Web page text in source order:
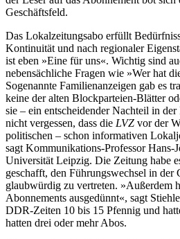
Geschäftsfeld.
Das Lokalzeitungsabo erfüllt
Kontinuität und nach regionaler
ist eben »Eine für uns«. Wichtig sind
nebensächliche Fragen wie »Wer hat
Sogenannte Familienanzeigen gab es
keine der alten Blockparteien-Blätter
sie – ein entscheidender Nachteil in
nicht vergessen, dass die LVZ vor der
politischen – schon informativen
sagt Kommunikations-Professor Hans-
Universität Leipzig. Die Zeitung habe
geschafft, den Führungswechsel in
glaubwürdig zu vertreten. »Außerdem
Abonnements ausgedünnt«, sagt
DDR-Zeiten 10 bis 15 Pfennig und
hatten drei oder mehr Abos.